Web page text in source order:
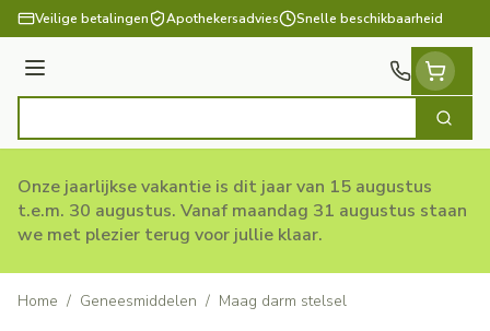
Ga naar de inhoud
Veilige betalingen Apothekersadvies Snelle beschikbaarheid
Menu
Zoek
Onze jaarlijkse vakantie is dit jaar van 15 augustus
t.e.m. 30 augustus. Vanaf maandag 31 augustus staan
we met plezier terug voor jullie klaar.
Home / Geneesmiddelen / Maag darm stelsel